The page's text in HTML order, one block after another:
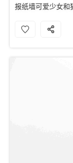
报纸墙可爱少女和